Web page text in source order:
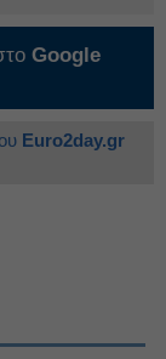
Google
Euro2day.gr